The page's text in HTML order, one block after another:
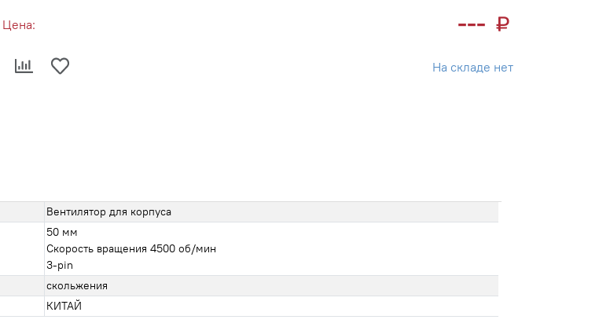
Цена: ---
На складе нет
Вентилятор для корпуса
50 мм
Скорость вращения 4500 об/мин
3-pin
скольжения
КИТАЙ